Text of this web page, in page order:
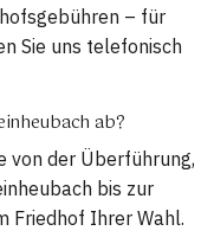
– für
Sie uns telefonisch
ab?
von der Überführung,
bis zur
Friedhof Ihrer Wahl.